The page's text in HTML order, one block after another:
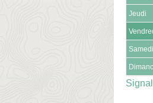
Jeudi
Samedi